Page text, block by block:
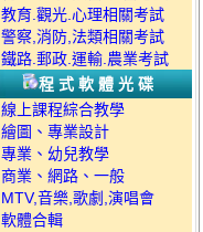
教育.觀光.心理相關考試
警察,消防,法類相關考試
鐵路.郵政.運輸.農業考試
程式軟體光碟
線上課程綜合教學
繪圖、專業設計
專業、幼兒教學
商業、網路、一般
MTV,音樂,歌劇,演唱會
軟體合輯